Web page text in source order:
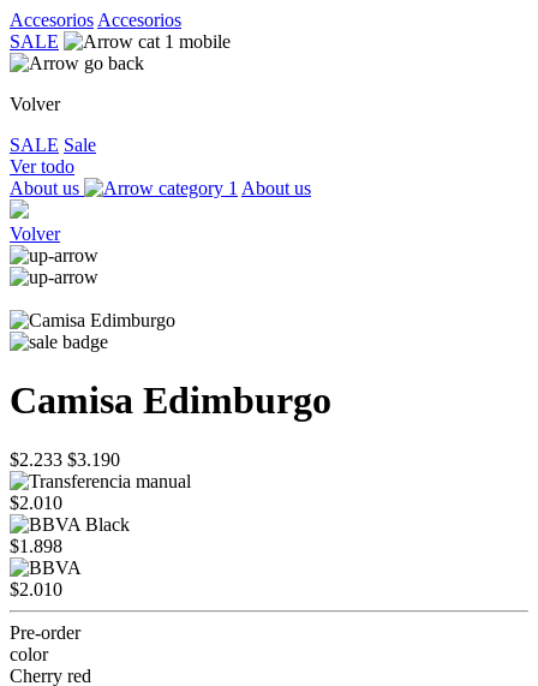
Accesorios Accesorios
SALE
Volver
SALE Sale
Ver todo
About us
About us
Volver
Camisa Edimburgo
$2.233 $3.190
$2.010
$1.898
$2.010
Pre-order
color
Cherry red